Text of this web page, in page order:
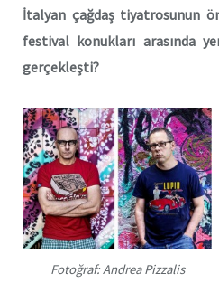
İtalyan çağdaş tiyatrosunun
festival konukları arasında
gerçekleşti?
Fotoğraf: Andrea Pizzalis